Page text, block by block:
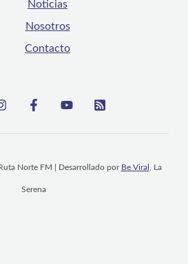
Noticias
Nosotros
Contacto
Norte FM | Desarrollado por Be Viral , La
Serena